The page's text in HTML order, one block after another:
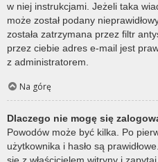
w niej instrukcjami. Jeżeli taka
może został podany
została zatrzymana przez filtr
przez ciebie adres e-mail jest
z administratorem.
Na górę
Dlaczego nie mogę się
Powodów może być kilka. Po
użytkownika i hasło są